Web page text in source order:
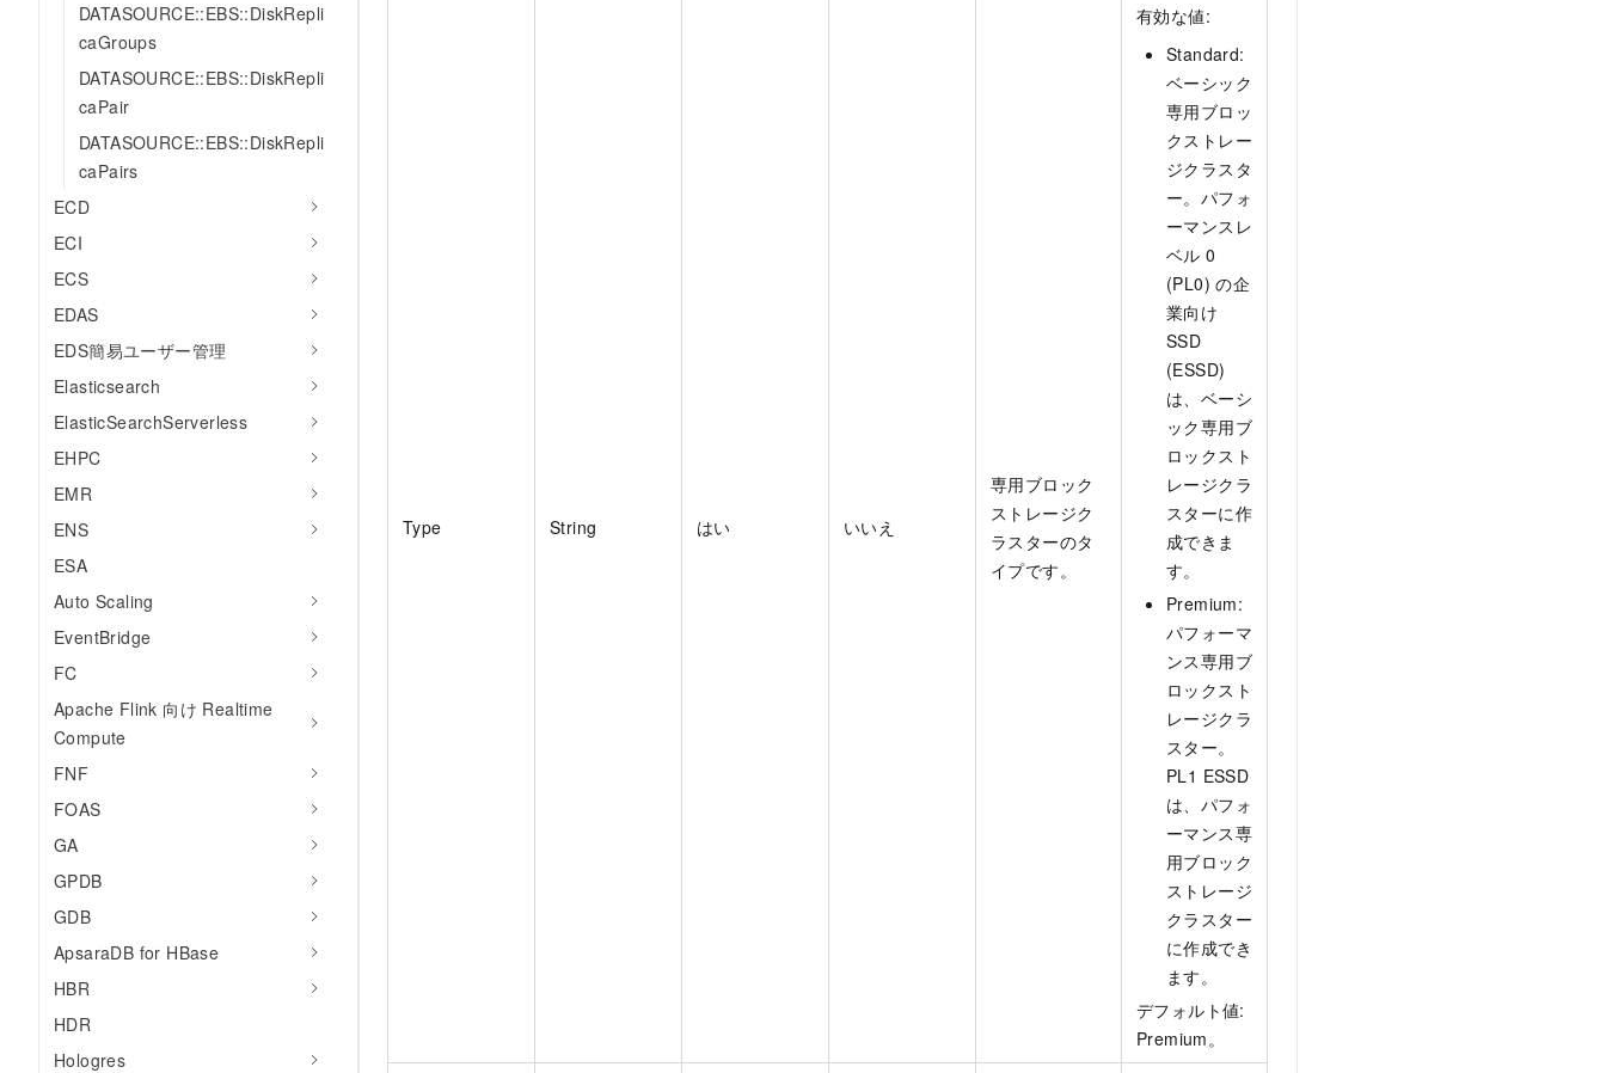
DATASOURCE::EBS::DiskRepli
caGroups
DATASOURCE::EBS::DiskRepli
caPair
DATASOURCE::EBS::DiskRepli
caPairs
ECD
ECI
ECS
EDAS
EDS簡易ユーザー管理
Elasticsearch
ElasticSearchServerless
EHPC
EMR
ENS
ESA
Auto Scaling
EventBridge
FC
Apache Flink 向け Realtime
Compute
FNF
FOAS
GA
GPDB
GDB
ApsaraDB for HBase
HBR
HDR
Hologres
Type String はい いいえ
専用ブロック
ストレージク
ラスターのタ
イプです。
有効な値:
Standard:
ベーシック
専用ブロッ
クストレー
ジクラスタ
ー。パフォ
ーマンスレ
ベル 0
(PL0) の企
業向け
SSD
(ESSD)
は、ベーシ
ック専用ブ
ロックスト
レージクラ
スターに作
成できま
す。
Premium:
パフォーマ
ンス専用ブ
ロックスト
レージクラ
スター。
PL1 ESSD
は、パフォ
ーマンス専
用ブロック
ストレージ
クラスター
に作成でき
ます。
デフォルト値:
Premium。